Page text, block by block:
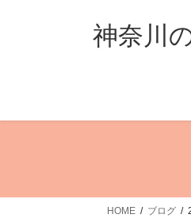
ス
ン
神奈川
HOME ブログ